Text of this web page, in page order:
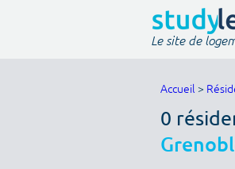
Le site de
Accueil >
0